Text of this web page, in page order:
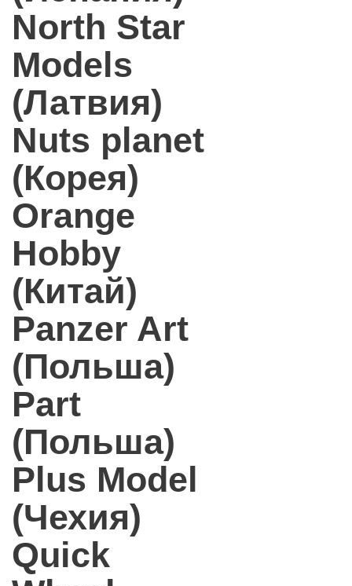
North Star
Models
(Латвия)
Nuts planet
(Корея)
Orange
Hobby
(Китай)
Panzer Art
(Польша)
Part
(Польша)
Plus Model
(Чехия)
Quick